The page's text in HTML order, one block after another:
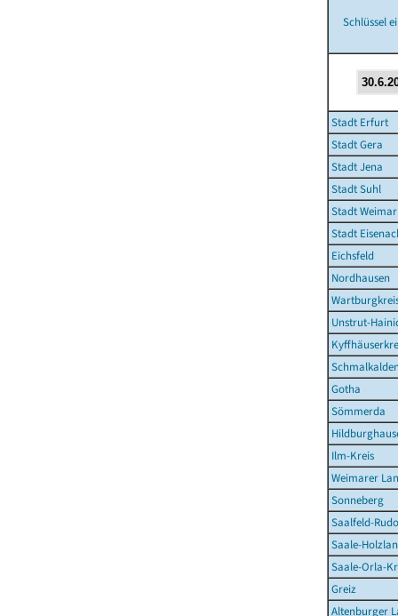
Schlüssel
Stadt Erfurt
Stadt Gera
Stadt Jena
Stadt Suhl
Stadt Weimar
Stadt
Eichsfeld
Nordhausen
Unstrut-
Gotha
Sömmerda
Ilm-Kreis
Weimarer
Sonneberg
Saalfeld-
Saale-
Saale-Orla-
Greiz
Altenburger